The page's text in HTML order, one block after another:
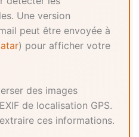
Une version
peut être envoyée à
) pour afficher votre
des images
de localisation GPS.
ces informations.